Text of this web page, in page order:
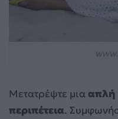
Μετατρέψτε μιααπλή
περιπέτεια.